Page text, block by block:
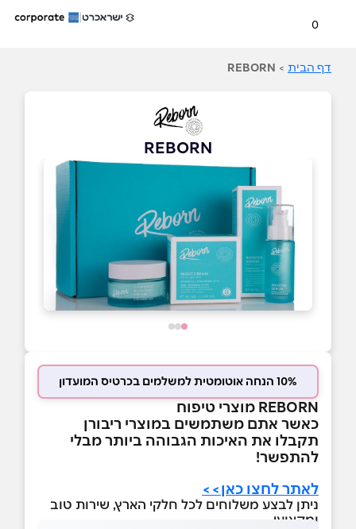
0
דף הבית >
REBORN
REBORN
10% הנחה אוטומטית למשלמים בכרטיס המועדון
REBORN מוצרי טיפוח
כאשר אתם משתמשים במוצרי ריבורן
תקבלו את האיכות הגבוהה ביותר מבלי
להתפשר!
לאתר לחצו כאן>>
ניתן לבצע משלוחים לכל חלקי הארץ, שירות טוב
ומקצועי